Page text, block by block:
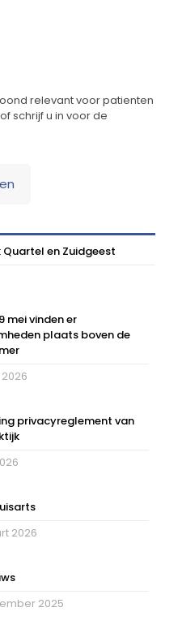
relevant voor patienten
schrijf u in voor de
en Zuidgeest
mei vinden er
plaats boven de
privacyreglement van
2026
2025